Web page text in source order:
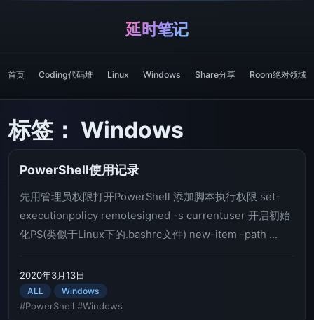
延时笔记
首页 Coding代码堆 Linux Windows Share分享 Room绝对领域
标签： Windows
PowerShell使用记录
先用管理员权限打开PowerShell 添加脚本执行权限 set-
executionpolicy remotesigned -s currentuser 开启初始
化PS(类似于Linux下的.bashrc文件) new-item -path ...
2020年3月13日
ALL Windows
#PowerShell #Windows